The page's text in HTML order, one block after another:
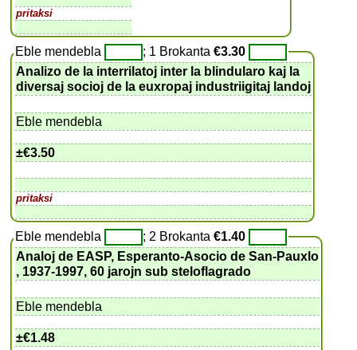
pritaksi
Eble mendebla ; 1 Brokanta€3.30
Analizo de la interrilatoj inter la blindularo kaj la
diversaj socioj de la euxropaj industriigitaj landoj
Eble mendebla
±€3.50
pritaksi
Eble mendebla ; 2 Brokanta€1.40
Analoj de EASP, Esperanto-Asocio de San-Pauxlo
, 1937-1997, 60 jarojn sub steloflagrado
Eble mendebla
±€1.48